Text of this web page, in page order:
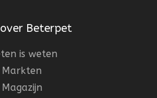
Beterpet
is weten
Markten
Magazijn